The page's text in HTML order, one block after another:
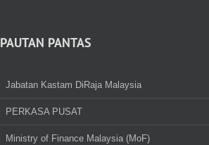
PAUTAN PANTAS
Jabatan Kastam DiRaja Malaysia
PERKASA PUSAT
Ministry of Finance Malaysia (MoF)